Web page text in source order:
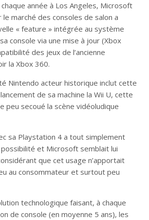
année à Los Angeles, Microsoft
marché des consoles de salon a
« feature » intégrée au système
console via une mise à jour (Xbox
des jeux de l’ancienne
la Xbox 360.
Nintendo acteur historique inclut cette
de sa machine la Wii U, cette
peu secoué la scène vidéoludique
sa Playstation 4 a tout simplement
et Microsoft semblait lui
que cet usage n’apportait
au consommateur et surtout peu
technologique faisant, à chaque
de console (en moyenne 5 ans), les